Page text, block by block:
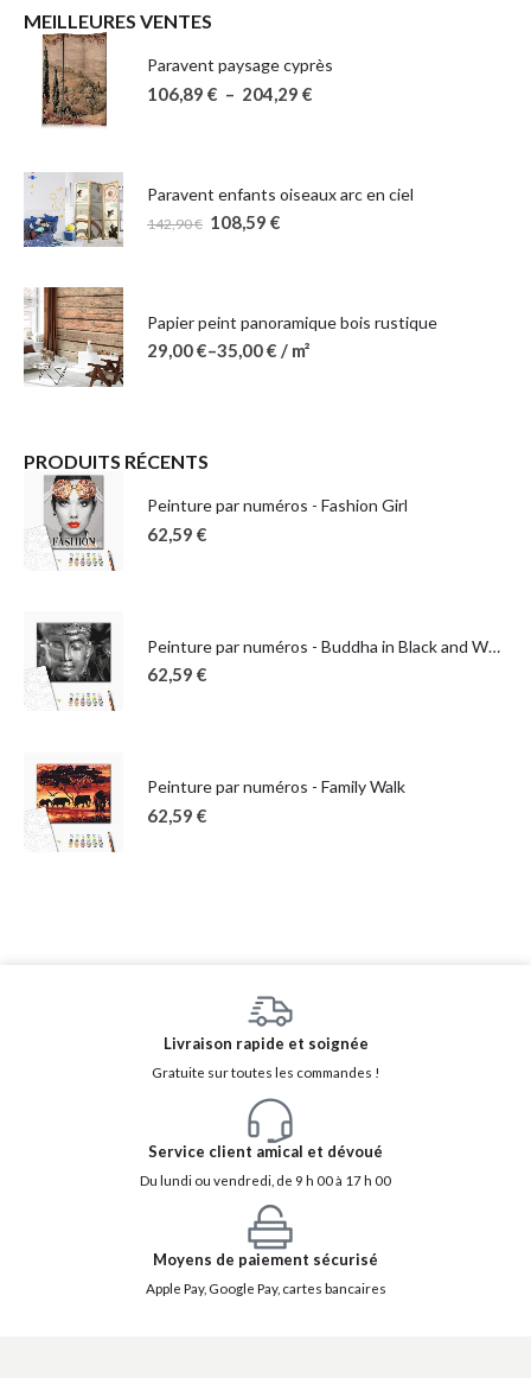
MEILLEURES VENTES
Paravent paysage cyprès
106,89 € – 204,29 €
Paravent enfants oiseaux arc en ciel
142,90€ 108,59 €
Papier peint panoramique bois rustique
29,00€–35,00€ / m²
PRODUITS RÉCENTS
Peinture par numéros - Fashion Girl
62,59 €
Peinture par numéros - Buddha in Black and White
62,59 €
Peinture par numéros - Family Walk
62,59 €
Livraison rapide et soignée
Gratuite sur toutes les commandes !
Service client amical et dévoué
Du lundi ou vendredi, de 9 h 00 à 17 h 00
Moyens de paiement sécurisé
Apple Pay, Google Pay, cartes bancaires